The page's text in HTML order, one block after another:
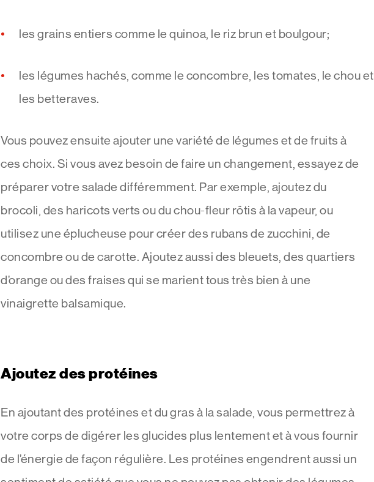
les grains entiers comme le quinoa, le riz brun et boulgour;
les légumes hachés, comme le concombre, les tomates, le chou et
les betteraves.
Vous pouvez ensuite ajouter une variété de légumes et de fruits à
ces choix. Si vous avez besoin de faire un changement, essayez de
préparer votre salade différemment. Par exemple, ajoutez du
brocoli, des haricots verts ou du chou-fleur rôtis à la vapeur, ou
utilisez une éplucheuse pour créer des rubans de zucchini, de
concombre ou de carotte. Ajoutez aussi des bleuets, des quartiers
d’orange ou des fraises qui se marient tous très bien à une
vinaigrette balsamique.
Ajoutez des protéines
En ajoutant des protéines et du gras à la salade, vous permettrez à
votre corps de digérer les glucides plus lentement et à vous fournir
de l’énergie de façon régulière. Les protéines engendrent aussi un